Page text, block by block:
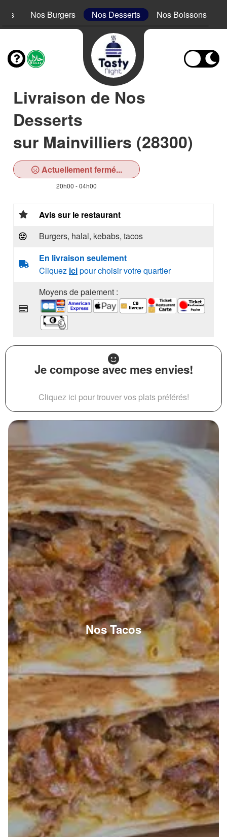
Nos Burgers Nos Desserts Nos Boissons
Livraison de Nos
Desserts
sur Mainvilliers (28300)
Actuellement fermé...
20h00 - 04h00
Avis sur le restaurant
Burgers, halal, kebabs, tacos
En livraison seulement
Cliquez icipour choisir votre quartier
Moyens de paiement :
Je compose avec mes envies!
Cliquez ici pour trouver vos plats préférés!
Nos Tacos